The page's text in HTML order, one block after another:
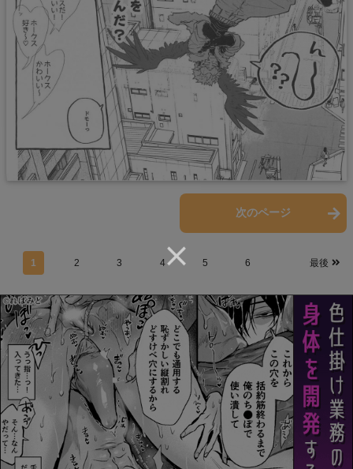
次のページ
1 2 3 4 5 6 最後